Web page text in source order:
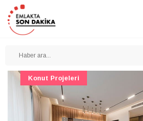
Konut Projeleri